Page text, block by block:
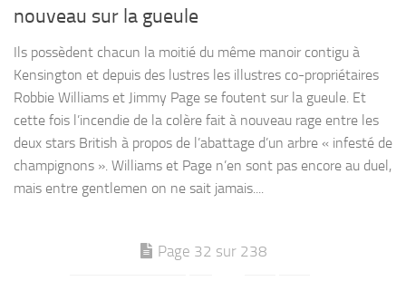
nouveau sur la gueule
Ils possèdent chacun la moitié du même manoir contigu à
Kensington et depuis des lustres les illustres co-propriétaires
Robbie Williams et Jimmy Page se foutent sur la gueule. Et
cette fois l’incendie de la colère fait à nouveau rage entre les
deux stars British à propos de l’abattage d’un arbre « infesté de
champignons ». Williams et Page n’en sont pas encore au duel,
mais entre gentlemen on ne sait jamais....
Page 32 sur 238